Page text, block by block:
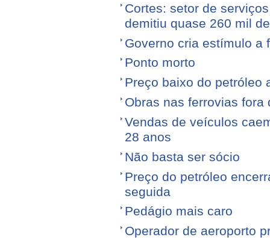
Cortes: setor de
demitiu quase 260 mil
Governo cria estímulo a
Ponto morto
Preço baixo do petróleo
Obras nas ferrovias fora
Vendas de veículos
28 anos
Não basta ser sócio
Preço do petróleo
seguida
Pedágio mais caro
Operador de aeroporto